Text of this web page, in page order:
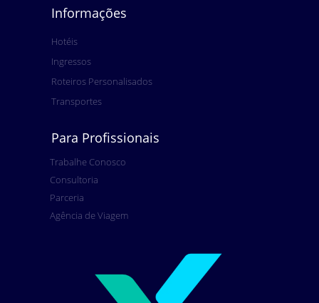
Informações
Hotéis
Ingressos
Roteiros Personalisados
Transportes
Para Profissionais
Trabalhe Conosco
Consultoria
Parceria
Agência de Viagem